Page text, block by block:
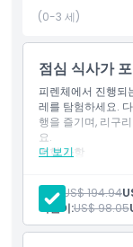
아동 성인 정책
포함되지 않는 사항
알아야 할 사항
복장 규정
(0-3 세)
점심 식사가
피렌체에서 진행되
레를 탐험하세요.
행을 즐기며, 리구
요.
더 보기
포함 사항
영어 구사 가
점심 식사
만나는 장소
기차 티켓
성인: US$ 194.94
어린이:US$ 98.05